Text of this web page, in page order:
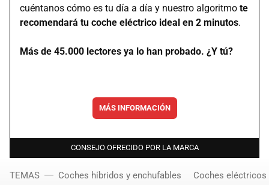
cuéntanos cómo es tu día a día y nuestro algoritmo te
recomendará tu coche eléctrico ideal en 2 minutos.
Más de 45.000 lectores ya lo han probado. ¿Y tú?
MÁS INFORMACIÓN
CONSEJO OFRECIDO POR LA MARCA
TEMAS Coches híbridos y enchufables Coches eléctricos